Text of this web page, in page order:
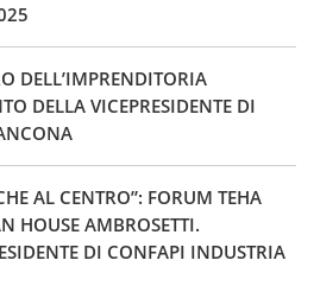
DELL’IMPRENDITORIA
DELLA VICEPRESIDENTE DI
AL CENTRO”: FORUM TEHA
HOUSE AMBROSETTI.
DI CONFAPI INDUSTRIA